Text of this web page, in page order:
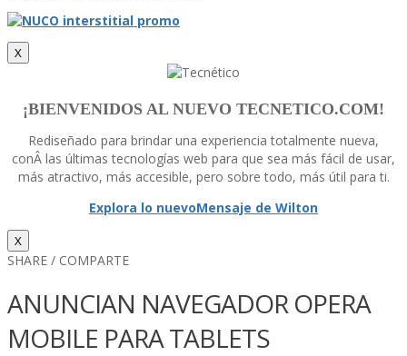
X
¡BIENVENIDOS AL NUEVO TECNETICO.COM!
Rediseñado para brindar una experiencia totalmente nueva,
conÂ las últimas tecnologí­as web para que sea más fácil de usar,
más atractivo, más accesible, pero sobre todo, más útil para ti.
Explora lo nuevoMensaje de Wilton
X
SHARE / COMPARTE
ANUNCIAN NAVEGADOR OPERA
MOBILE PARA TABLETS